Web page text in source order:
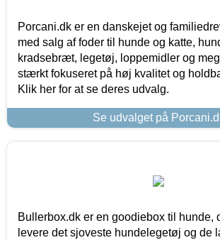
Porcani.dk er en danskejet og
med salg af foder til hunde og katte,
kradsebræt, legetøj, loppemidler og
stærkt fokuseret på høj kvalitet og
Klik her for at se deres udvalg.
Se udvalget på
Bullerbox.dk er en goodiebox til hunde,
levere det sjoveste hundelegetøj og de